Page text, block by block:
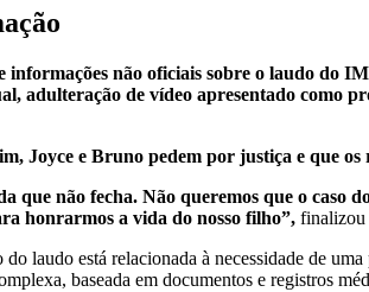
informações não oficiais sobre o laudo do
adulteração de vídeo apresentado como
Joyce e Bruno pedem por justiça e que
que não fecha. Não queremos que o caso
honrarmos a vida do nosso filho”, finalizou
do laudo está relacionada à necessidade de
baseada em documentos e registros